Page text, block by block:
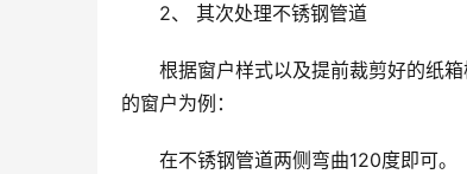
2、 其次处理不锈钢管道
根据窗户样式以及提前裁剪好的纸
的窗户为例：
在不锈钢管道两侧弯曲120度即可。